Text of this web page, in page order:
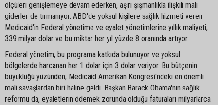
ölçüleri genişlemeye devam ederken, aşırı şişmanlıkla ilişkili mali
giderler de tırmanıyor. ABD'de yoksul kişilere sağlık hizmeti veren
Medicaid'in Federal yönetime ve eyalet yönetimlerine yıllık maliyeti,
339 milyar dolar ve bu miktar her yıl yüzde 8 oranında artıyor.
Federal yönetim, bu programa katkıda bulunuyor ve yoksul
bölgelerde harcanan her 1 dolar için 3 dolar veriyor. Bu bütçenin
büyüklüğü yüzünden, Medicaid Amerikan Kongresi'ndeki en önemli
mali savaşlardan biri haline geldi. Başkan Barack Obama'nın sağlık
reformu da, eyaletlerin ödemek zorunda olduğu faturaları milyarlarca